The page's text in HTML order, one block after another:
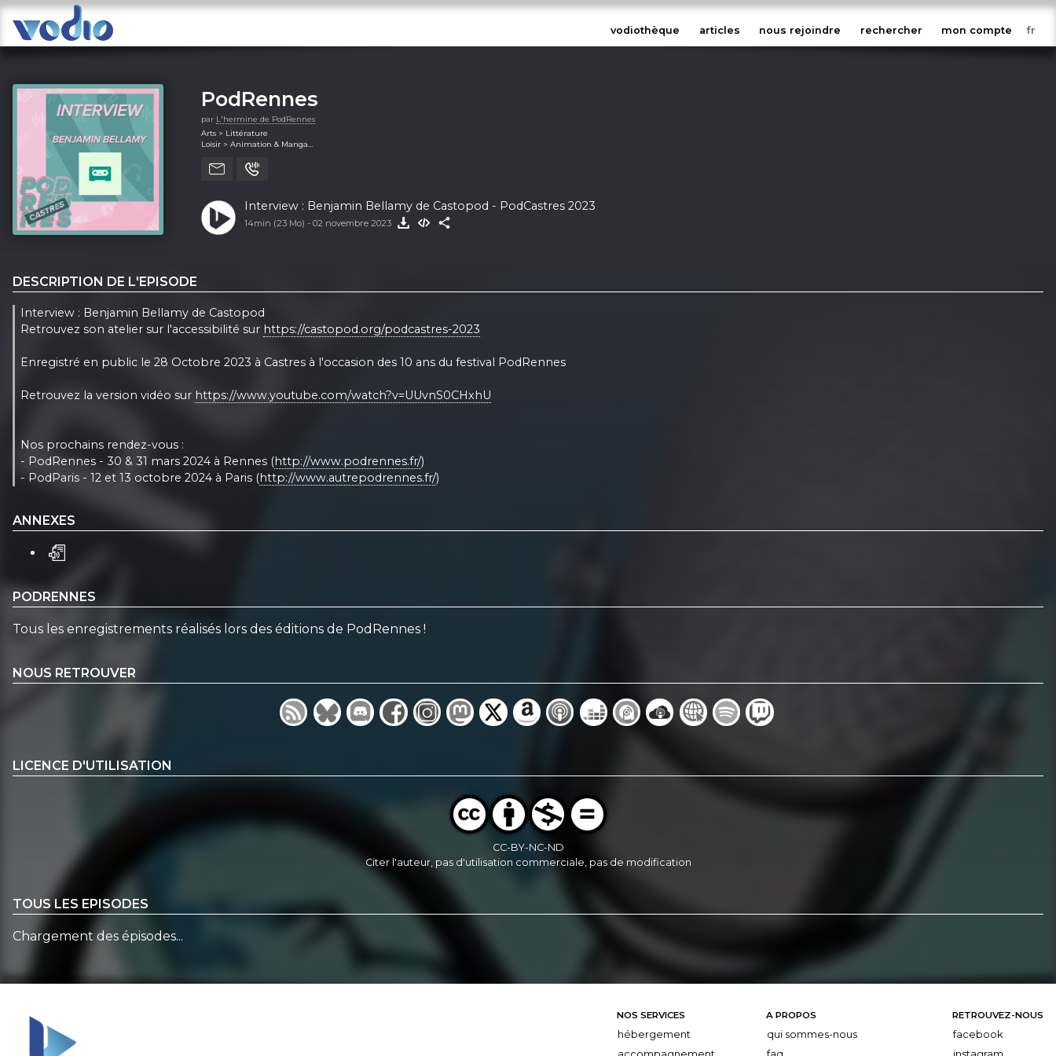
vodiothèque articles nous rejoindre rechercher mon compte
PodRennes
par L'hermine de PodRennes
Arts > Littérature
Loisir > Animation & Manga
Loisir > Jeux vidéos
Société et culture > Documentaire
Interview : Benjamin Bellamy de Castopod - PodCastres 2023
14min (23 Mo) - 02 novembre 2023
DESCRIPTION DE L'EPISODE
Interview : Benjamin Bellamy de Castopod
Retrouvez son atelier sur l'accessibilité sur https://castopod.org/podcastres-2023
Enregistré en public le 28 Octobre 2023 à Castres à l'occasion des 10 ans du festival PodRennes
Retrouvez la version vidéo sur https://www.youtube.com/watch?v=UUvnS0CHxhU
Nos prochains rendez-vous :
- PodRennes - 30 & 31 mars 2024 à Rennes (http://www.podrennes.fr/)
- PodParis - 12 et 13 octobre 2024 à Paris (http://www.autrepodrennes.fr/)
ANNEXES
PODRENNES
Tous les enregistrements réalisés lors des éditions de PodRennes !
NOUS RETROUVER
LICENCE D'UTILISATION
CC-BY-NC-ND
Citer l'auteur, pas d'utilisation commerciale, pas de modification
TOUS LES EPISODES
Chargement des épisodes...
NOS SERVICES
hébergement
A PROPOS
qui sommes-nous
RETROUVEZ-NOUS
facebook